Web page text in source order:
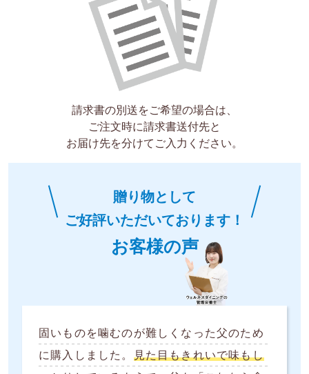
請求書の別送をご希望の場合は、
ご注文時に請求書送付先と
お届け先を分けてご入力ください。
贈り物として
ご好評いただいております！
お客様の声
固いものを噛むのが難しくなった父のため
に購入しました。 見た目もきれいで味もし